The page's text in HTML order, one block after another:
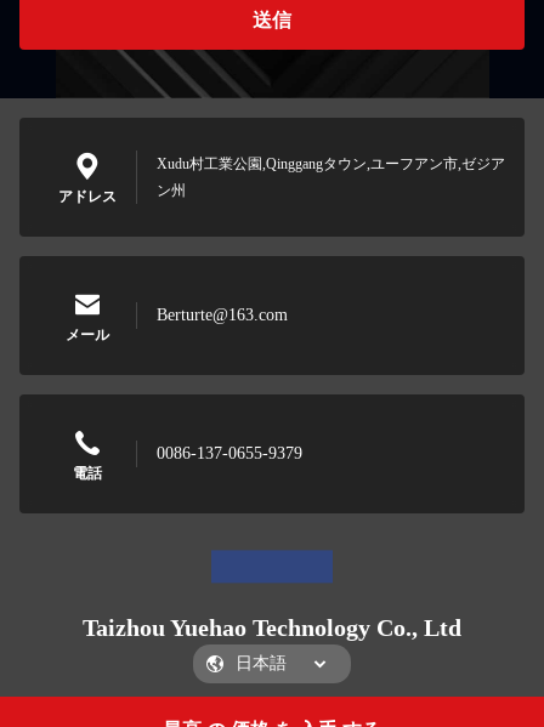
送信
アドレス
Xudu村工業公園,Qinggangタウン,ユーフアン市,ゼジア
ン州
メール
Berturte@163.com
電話
0086-137-0655-9379
Taizhou Yuehao Technology Co., Ltd